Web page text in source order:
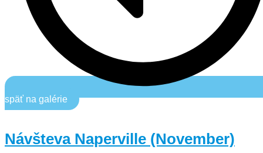
späť na galérie
Návšteva Naperville (November)